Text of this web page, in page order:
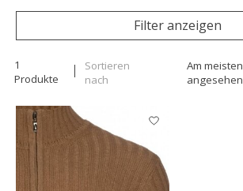
Filter anzeigen
1
Produkte
Sortieren
nach
Am meisten
angesehen